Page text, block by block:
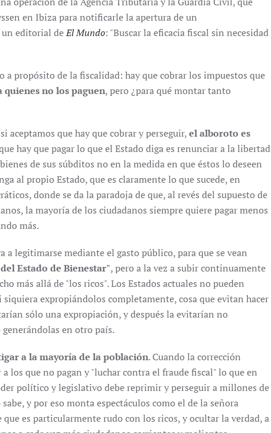
en Ibiza para notificarle la apertura de un
un editorial deEl Mundo: "Buscar la eficacia fiscal sin necesidad
a propósito de la fiscalidad: hay que cobrar los impuestos que
quienes no los paguen, pero ¿para qué montar tanto
aceptamos que hay que cobrar y perseguir,el alboroto es
hay que pagar lo que el Estado diga es renunciar a la libertad
de sus súbditos no en la medida en que éstos lo deseen
al propio Estado, que es claramente lo que sucede, en
donde se da la paradoja de que, al revés del supuesto de
la mayoría de los ciudadanos siempre quiere pagar menos
más.
a legitimarse mediante el gasto público, para que se vean
Estado de Bienestar", pero a la vez a subir continuamente
más allá de "los ricos". Los Estados actuales no pueden
expropiándolos completamente, cosa que evitan hacer
sólo una expropiación, y después la evitarían no
en otro país.
a la mayoría de la población. Cuando la corrección
los que no pagan y "luchar contra el fraude fiscal" lo que en
político y legislativo debe reprimir y perseguir a millones de
y por eso monta espectáculos como el de la señora
es particularmente rudo con los ricos, y ocultar la verdad, a